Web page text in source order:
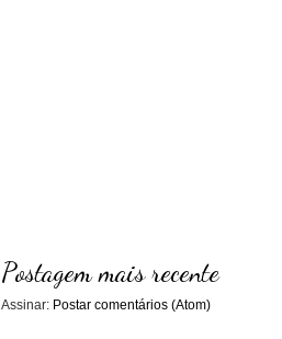
Postagem mais recente
Assinar: Postar comentários (Atom)